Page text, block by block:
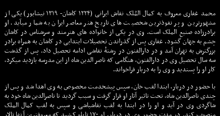
محمد غفاری معروف به کمال المُلک نقاش ایرانی (۱۲۲۴ کاشان- ۱۳۱۹ نیشابور) یکی از
مشهورترین و پر نفوذترین شخصیت های تاریخ هنر معاصر ایران به شمار میآید. او
برادرزاده صنیع الملک است. وی در یکی از خانواده های هنرمند و سرشناس در کاشان
چشم به جهان گشود. غفاری پس از گذراندن تحصیلات ابتدایی در کاشان به همراه برادر
بزرگترش به تهران آمد و در دارالفنون در رشتهٔ نقاشی ادامه تحصیل داد. پس از گذشت
سه سال تحصیل وی در دارالفنون، هنگامی که ناصر الدین شاه از این مدرسه بازدید میکرد،
کار او را پسندید و وی را به دربار فراخواند.
با حضور در دربار، ابتدا لقب خان، سپس پیشخدمت مخصوص به وی اهدا شد و پس از
چندی ناصرالدین شاه، تحت تاثیر آثار او قرار گرفت و سبب گردید تا ناصرالدین شاه خود به
شاگردی وی در آید و او را در ابتدا به لقب نقاشباشی و سپس به لقب کمال الملک